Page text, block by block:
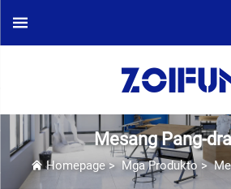
Mesang Pang-
Homepage> Mga Produkto>